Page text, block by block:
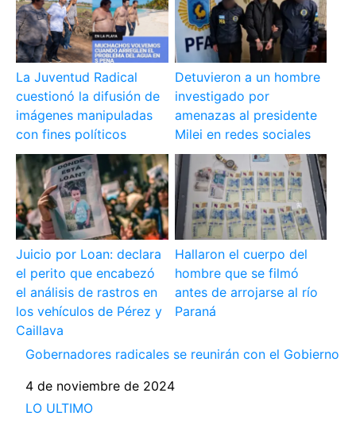
La Juventud Radical
cuestionó la difusión de
imágenes manipuladas
con fines políticos
Detuvieron a un hombre
investigado por
amenazas al presidente
Milei en redes sociales
Juicio por Loan: declara
el perito que encabezó
el análisis de rastros en
los vehículos de Pérez y
Caillava
Hallaron el cuerpo del
hombre que se filmó
antes de arrojarse al río
Paraná
Gobernadores radicales se reunirán con el Gobierno
Fecha
4 de noviembre de 2024
Respecto a
LO ULTIMO